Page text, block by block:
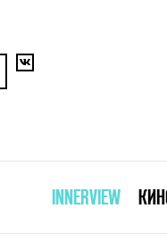
INNERVIEW